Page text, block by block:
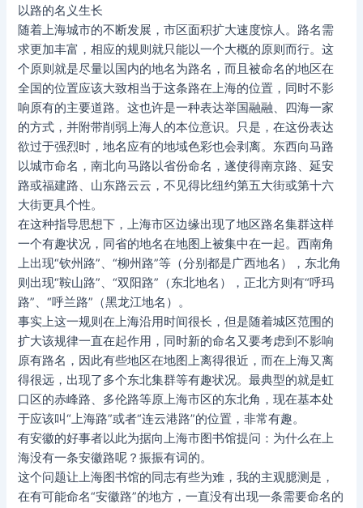
以路的名义生长
随着上海城市的不断发展，市区面积扩大速度惊人。路名需
求更加丰富，相应的规则就只能以一个大概的原则而行。这
个原则就是尽量以国内的地名为路名，而且被命名的地区在
全国的位置应该大致相当于这条路在上海的位置，同时不影
响原有的主要道路。这也许是一种表达举国融融、四海一家
的方式，并附带削弱上海人的本位意识。只是，在这份表达
欲过于强烈时，地名应有的地域色彩也会剥离。东西向马路
以城市命名，南北向马路以省份命名，遂使得南京路、延安
路或福建路、山东路云云，不见得比纽约第五大街或第十六
大街更具个性。
在这种指导思想下，上海市区边缘出现了地区路名集群这样
一个有趣状况，同省的地名在地图上被集中在一起。西南角
上出现“钦州路”、“柳州路”等（分别都是广西地名），东北角
则出现“鞍山路”、“双阳路”（东北地名），正北方则有“呼玛
路”、“呼兰路”（黑龙江地名）。
事实上这一规则在上海沿用时间很长，但是随着城区范围的
扩大该规律一直在起作用，同时新的命名又要考虑到不影响
原有路名，因此有些地区在地图上离得很近，而在上海又离
得很远，出现了多个东北集群等有趣状况。最典型的就是虹
口区的赤峰路、多伦路等原上海市区的东北角，现在基本处
于应该叫“上海路”或者“连云港路”的位置，非常有趣。
有安徽的好事者以此为据向上海市图书馆提问：为什么在上
海没有一条安徽路呢？振振有词的。
这个问题让上海图书馆的同志有些为难，我的主观臆测是，
在有可能命名“安徽路”的地方，一直没有出现一条需要命名的